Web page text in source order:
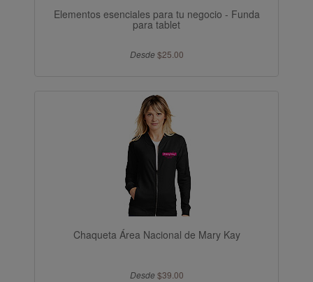
Elementos esenciales para tu negocio - Funda
para tablet
Desde $25.00
Chaqueta Área Nacional de Mary Kay
Desde $39.00